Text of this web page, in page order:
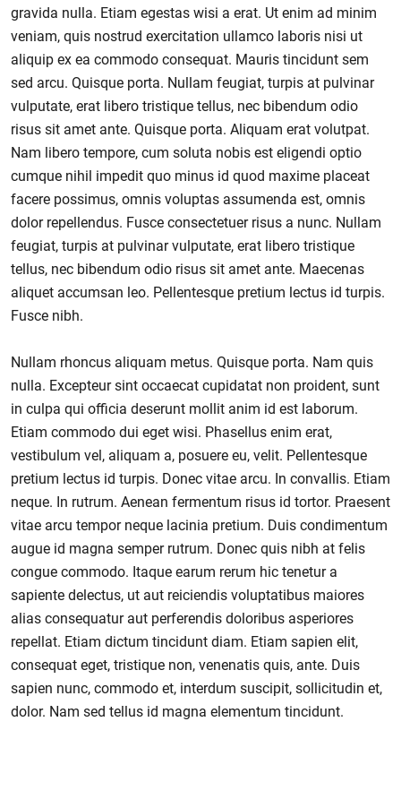
gravida nulla. Etiam egestas wisi a erat. Ut enim ad minim
veniam, quis nostrud exercitation ullamco laboris nisi ut
aliquip ex ea commodo consequat. Mauris tincidunt sem
sed arcu. Quisque porta. Nullam feugiat, turpis at pulvinar
vulputate, erat libero tristique tellus, nec bibendum odio
risus sit amet ante. Quisque porta. Aliquam erat volutpat.
Nam libero tempore, cum soluta nobis est eligendi optio
cumque nihil impedit quo minus id quod maxime placeat
facere possimus, omnis voluptas assumenda est, omnis
dolor repellendus. Fusce consectetuer risus a nunc. Nullam
feugiat, turpis at pulvinar vulputate, erat libero tristique
tellus, nec bibendum odio risus sit amet ante. Maecenas
aliquet accumsan leo. Pellentesque pretium lectus id turpis.
Fusce nibh.
Nullam rhoncus aliquam metus. Quisque porta. Nam quis
nulla. Excepteur sint occaecat cupidatat non proident, sunt
in culpa qui officia deserunt mollit anim id est laborum.
Etiam commodo dui eget wisi. Phasellus enim erat,
vestibulum vel, aliquam a, posuere eu, velit. Pellentesque
pretium lectus id turpis. Donec vitae arcu. In convallis. Etiam
neque. In rutrum. Aenean fermentum risus id tortor. Praesent
vitae arcu tempor neque lacinia pretium. Duis condimentum
augue id magna semper rutrum. Donec quis nibh at felis
congue commodo. Itaque earum rerum hic tenetur a
sapiente delectus, ut aut reiciendis voluptatibus maiores
alias consequatur aut perferendis doloribus asperiores
repellat. Etiam dictum tincidunt diam. Etiam sapien elit,
consequat eget, tristique non, venenatis quis, ante. Duis
sapien nunc, commodo et, interdum suscipit, sollicitudin et,
dolor. Nam sed tellus id magna elementum tincidunt.